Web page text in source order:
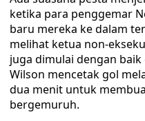
ketika para penggemar
baru mereka ke dalam
melihat ketua non-
juga dimulai dengan
Wilson mencetak gol
dua menit untuk
bergemuruh.